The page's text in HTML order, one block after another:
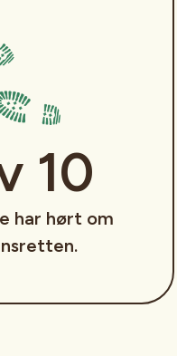
10
har hørt om